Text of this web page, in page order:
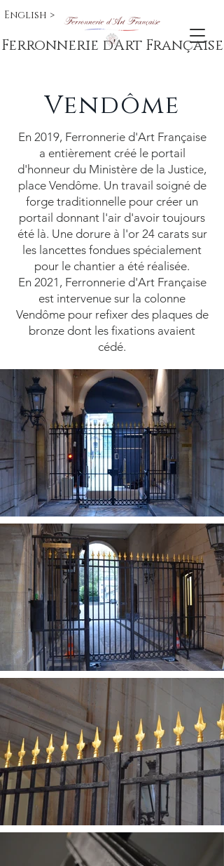
Ferronnerie d'Art Française
English >
Vendôme
En 2019, Ferronnerie d'Art Française
a entièrement créé le portail
d'honneur du Ministère de la Justice,
place Vendôme. Un travail soigné de
forge traditionnelle pour créer un
portail donnant l'air d'avoir toujours
été là. Une dorure à l'or 24 carats sur
les lancettes fondues spécialement
pour le chantier a été réalisée.
En 2021, Ferronnerie d'Art Française
est intervenue sur la colonne
Vendôme pour refixer des plaques de
bronze dont les fixations avaient
cédé.